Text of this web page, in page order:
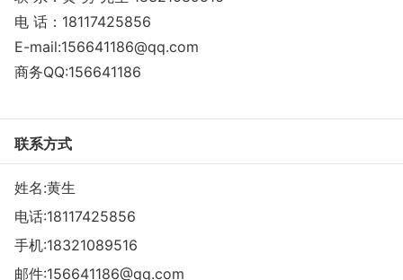
电 话：18117425856
E-mail:156641186@qq.com
商务QQ:156641186
联系方式
姓名:黄生
电话:18117425856
手机:18321089516
邮件:156641186@qq.com